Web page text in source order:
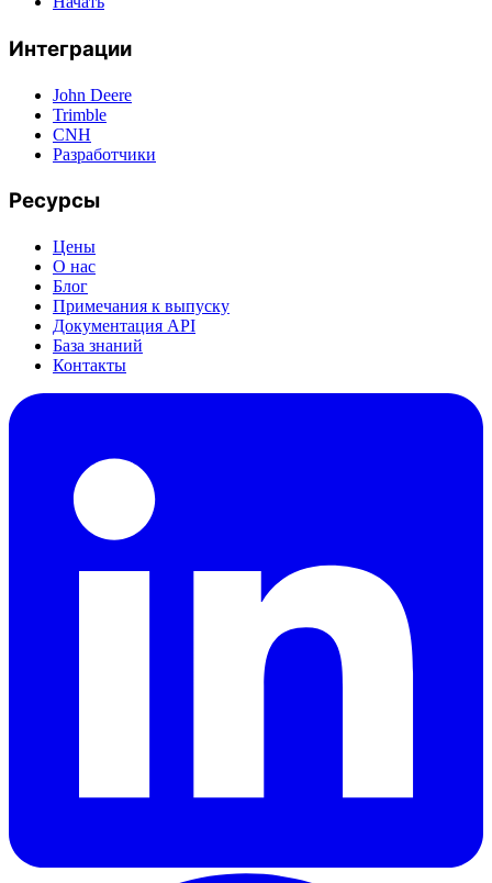
Интеграции
John Deere
Trimble
CNH
Разработчики
Ресурсы
Цены
О нас
Блог
Примечания к выпуску
Документация API
База знаний
Контакты